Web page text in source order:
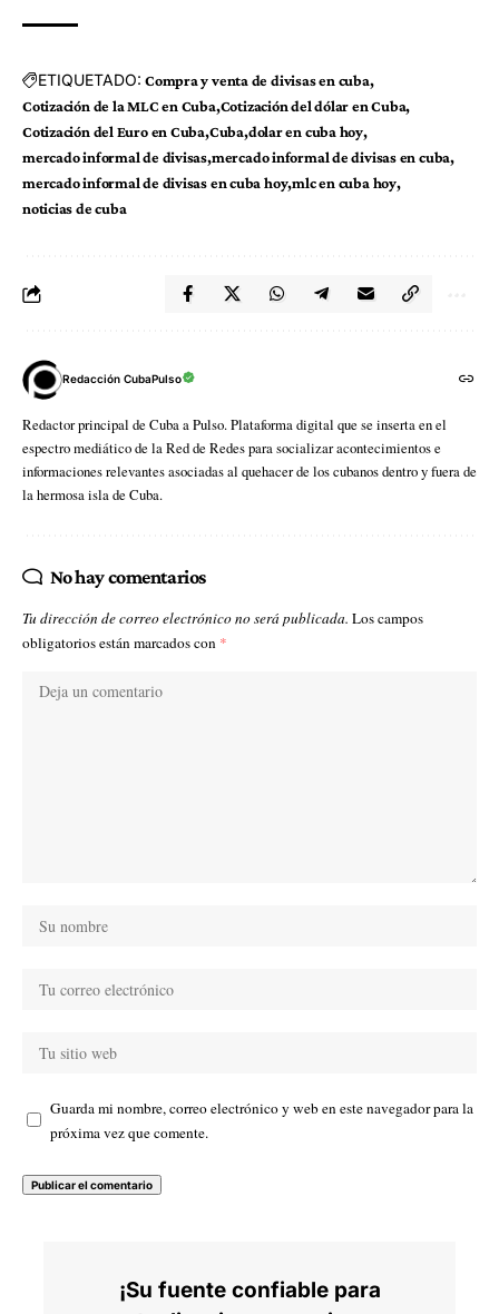
ETIQUETADO: Compra y venta de divisas en cuba
Cotización de la MLC en Cuba Cotización del dólar en Cuba
Cotización del Euro en Cuba Cuba dolar en cuba hoy
mercado informal de divisas mercado informal de divisas en cuba
mercado informal de divisas en cuba hoy mlc en cuba hoy
noticias de cuba
Redacción CubaPulso
Redactor principal de Cuba a Pulso. Plataforma digital que se inserta en el
espectro mediático de la Red de Redes para socializar acontecimientos e
informaciones relevantes asociadas al quehacer de los cubanos dentro y fuera de
la hermosa isla de Cuba.
No hay comentarios
Tu dirección de correo electrónico no será publicada. Los campos
obligatorios están marcados con *
Guarda mi nombre, correo electrónico y web en este navegador para la
próxima vez que comente.
¡Su fuente confiable para